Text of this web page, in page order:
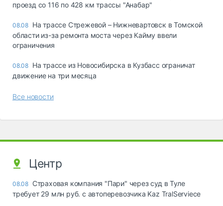
проезд со 116 по 428 км трассы "Анабар"
08.08 На трассе Стрежевой – Нижневартовск в Томской
области из-за ремонта моста через Кайму ввели
ограничения
08.08 На трассе из Новосибирска в Кузбасс ограничат
движение на три месяца
Все новости
Центр
08.08 Страховая компания "Пари" через суд в Туле
требует 29 млн руб. с автоперевозчика Kaz TralServiece